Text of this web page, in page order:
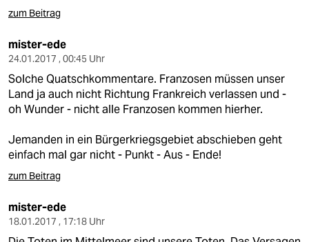
zum Beitrag
mister-ede
24.01.2017 , 00:45 Uhr
Solche Quatschkommentare. Franzosen müssen unser
Land ja auch nicht Richtung Frankreich verlassen und -
oh Wunder - nicht alle Franzosen kommen hierher.
Jemanden in ein Bürgerkriegsgebiet abschieben geht
einfach mal gar nicht - Punkt - Aus - Ende!
zum Beitrag
mister-ede
18.01.2017 , 17:18 Uhr